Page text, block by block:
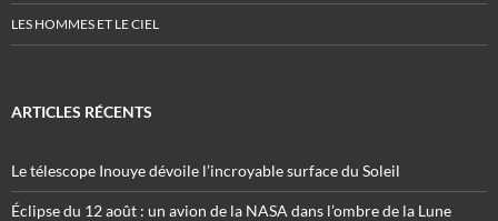
LES HOMMES ET LE CIEL
ARTICLES RÉCENTS
Le télescope Inouye dévoile l’incroyable surface du Soleil
Éclipse du 12 août : un avion de la NASA dans l’ombre de la Lune